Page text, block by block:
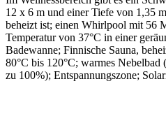
12 x 6 m und einer Tiefe von 1,35
beheizt ist; einen Whirlpool mit 56
Temperatur von 37°C in einer
Badewanne; Finnische Sauna,
80°C bis 120°C; warmes
zu 100%); Entspannungszone;